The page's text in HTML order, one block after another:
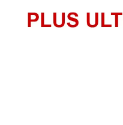
Rękojeści światłowodowe